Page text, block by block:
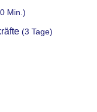
Min.)
(3 Tage)